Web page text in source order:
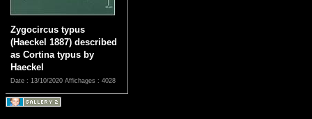
Zygocircus typus
(Haeckel 1887) described
as Cortina typus by
Haeckel
Date : 13/10/2020 Affichages : 4028